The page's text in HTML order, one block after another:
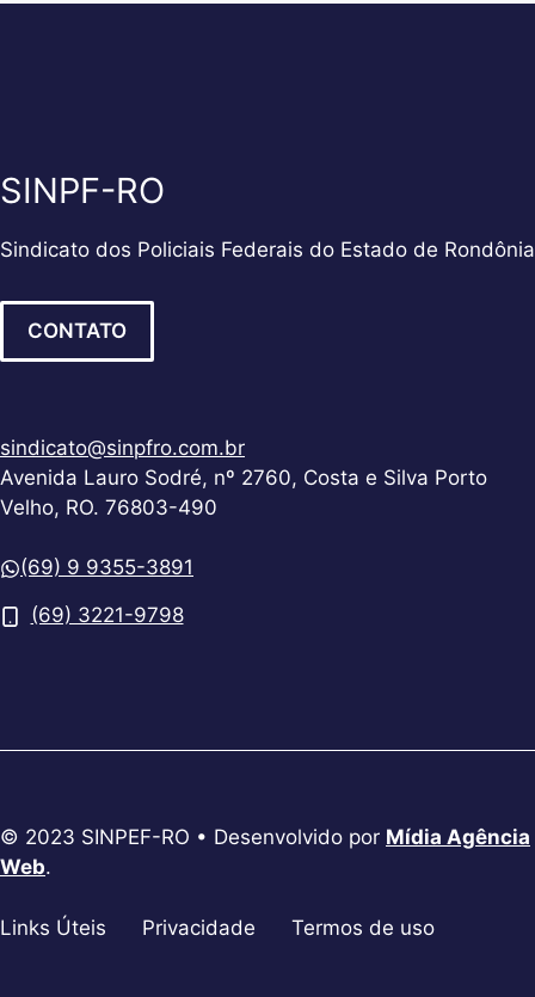
SINPF-RO
Sindicato dos Policiais Federais do Estado de Rondônia
CONTATO
sindicato@sinpfro.com.br
Avenida Lauro Sodré, nº 2760, Costa e Silva Porto
Velho, RO. 76803-490
(69) 9 9355-3891
(69) 3221-9798
© 2023 SINPEF-RO • Desenvolvido por Mídia Agência
Web.
Links Úteis Privacidade Termos de uso